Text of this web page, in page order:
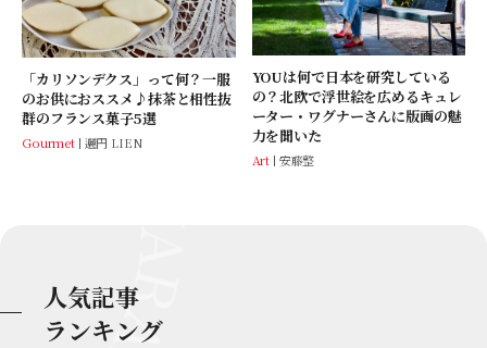
「カリソンデクス」って何？一服
のお供におススメ♪抹茶と相性抜
群のフランス菓子5選
Gourmet 邐円 LIEN
YOUは何で日本を研究している
の？北欧で浮世絵を広めるキュレ
ーター・ワグナーさんに版画の魅
力を聞いた
Art 安藤整
人気記事
ランキング